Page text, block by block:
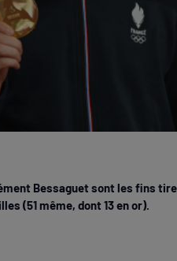
Bessaguet sont les fins
(51 même, dont 13 en or).